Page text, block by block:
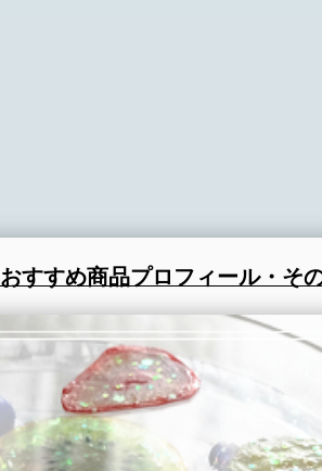
おすすめ商品プロフィール・そ